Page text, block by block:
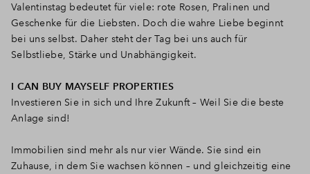
Valentinstag bedeutet für viele: rote Rosen, Pralinen und
Geschenke für die Liebsten. Doch die wahre Liebe beginnt
bei uns selbst. Daher steht der Tag bei uns auch für
Selbstliebe, Stärke und Unabhängigkeit.
I CAN BUY MAYSELF PROPERTIES
Investieren Sie in sich und Ihre Zukunft – Weil Sie die beste
Anlage sind!
Immobilien sind mehr als nur vier Wände. Sie sind ein
Zuhause, in dem Sie wachsen können – und gleichzeitig eine